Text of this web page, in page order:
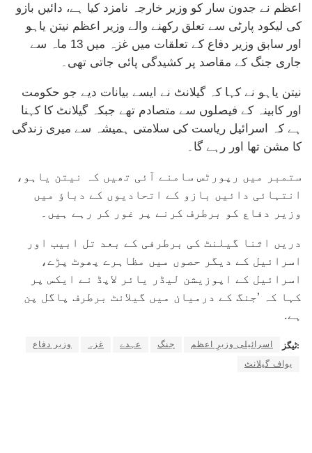
اعظم نے جدون سار کو وزیر خارجہ نامزد کیا ہے، دائیں بازو
کی لیکود پارٹی سے تعلق رکھنے والے وزیر اعظم نیتن یاہو
اور سابق وزیر دفاع کے تعلقات میں غزہ میں 13 ماہ سے
جاری جنگ کے مقاصد پر کشیدگی پائی جاتی تھی۔
نیتن یاہو نے کہا کہ گیلانٹ نے ایسے بیانات دیے جو حکومت
اور کابینہ کے فیصلوں سے متصادم تھے جبکہ گیلانٹ کا کہنا
ہے کہ اسرائیل ریاست کی سلامتی ہمیشہ سے میری زندگی
کا مشن تھا اور رہے گا۔
ستمبر میں رپورٹس سامنے آئی تھیں کہ نیتن یاہو،
انتہائی دائیں بازو کے اتحادیوں کے دباؤ میں
وزیر دفاع کو برطرف کرنے پر غور کر رہے ہیں۔
دریں اثنا گیلنٹ کی برطرفی کے بعد تل ابیب اور
اسرائیل کے دیگر حصوں میں مظاہرے پھوٹ پڑے،
اسرائیل کے اپوزیشن لیڈر یائر لاپڈ نے ایکس پر
کہا کہ ’جنگ کے درمیان میں گیلانٹ برطرف پاگل پن
ہے.
ٹیگز: اسرائیلی وزیرِ اعظم جنگ عہدے غزہ
وزیر دفاع
یواف گیلانٹ